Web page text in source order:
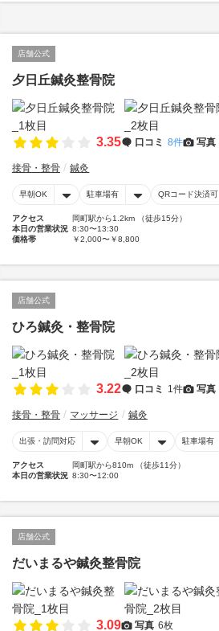
店舗公式
夕日丘鍼灸整骨院
3.35 口コミ 8件 写真
接骨・整骨 鍼灸
早朝OK 駐車場有 QRコード決済可
アクセス
岡町駅から1.2km （徒歩15分）
本日の営業状況 8:30〜13:30
価格帯
￥2,000〜￥8,800
店舗公式
ひろ鍼灸・整骨院
3.22 口コミ 1件 写真
接骨・整骨 マッサージ 鍼灸
出張・訪問対応 早朝OK 駐車場有
アクセス
岡町駅から810m （徒歩11分）
本日の営業状況 8:30〜12:00
店舗公式
だいまるや鍼灸整骨院
3.09 写真 6枚